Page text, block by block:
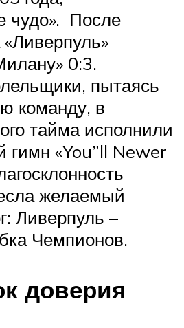
чудо». После
0:3.
пытаясь
команду, в
тайма исполнили
гимн «You”ll Newer
желаемый
Ливерпуль –
Чемпионов.
доверия